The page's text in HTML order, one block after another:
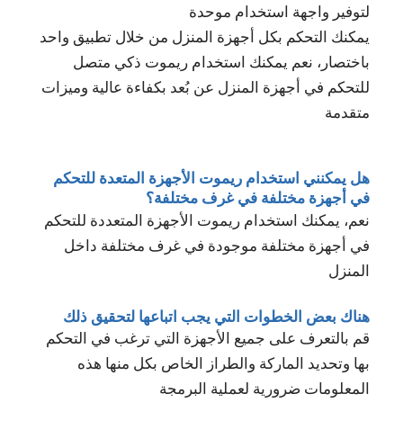
لتوفير واجهة استخدام موحدة
يمكنك التحكم بكل أجهزة المنزل من خلال تطبيق واحد
باختصار، نعم يمكنك استخدام ريموت ذكي متصل
للتحكم في أجهزة المنزل عن بُعد بكفاءة عالية وميزات
متقدمة
هل يمكنني استخدام ريموت الأجهزة المتعدة للتحكم
في أجهزة مختلفة في غرف مختلفة؟
نعم، يمكنك استخدام ريموت الأجهزة المتعددة للتحكم
في أجهزة مختلفة موجودة في غرف مختلفة داخل
المنزل
هناك بعض الخطوات التي يجب اتباعها لتحقيق ذلك
قم بالتعرف على جميع الأجهزة التي ترغب في التحكم
بها وتحديد الماركة والطراز الخاص بكل منها هذه
المعلومات ضرورية لعملية البرمجة